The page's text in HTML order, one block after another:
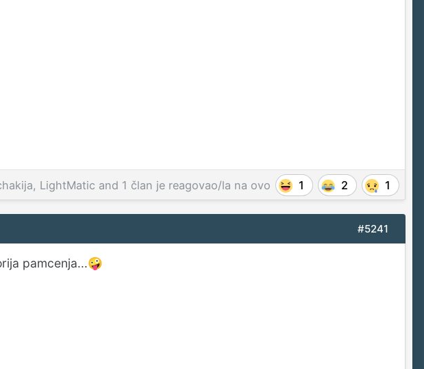
, LightMatic and 1 član je reagovao/la na ovo 1 2 1
#5241
pamcenja...🤪